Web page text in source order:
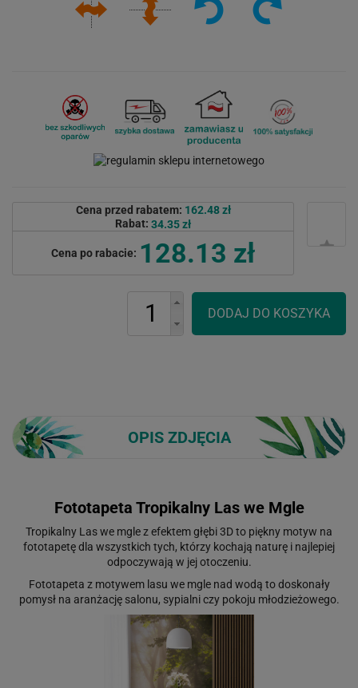
Cena przed rabatem: 162.48 zł
Rabat: 34.35 zł
Cena po rabacie: 128.13 zł
OPIS ZDJĘCIA
Fototapeta Tropikalny Las we Mgle
Tropikalny Las we mgle z efektem głębi 3D to piękny motyw na
fototapetę dla wszystkich tych, którzy kochają naturę i najlepiej
odpoczywają w jej otoczeniu.
Fototapeta z motywem lasu we mgle nad wodą to doskonały
pomysł na aranżację salonu, sypialni czy pokoju młodzieżowego.